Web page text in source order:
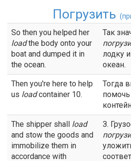
Погрузить
So then you helped her
loadthe body onto your
boat and dumped it in
the ocean.
Так
лодку
океан.
Then you're here to help
us loadcontainer 10.
Тогда
The shipper shall load
and stow the goods and
immobilize them in
accordance with
З.